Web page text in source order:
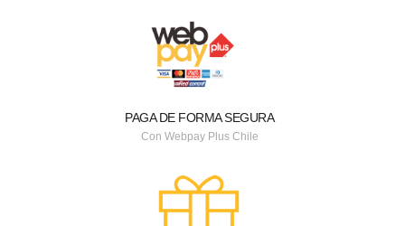
PAGA DE FORMA SEGURA
Con Webpay Plus Chile